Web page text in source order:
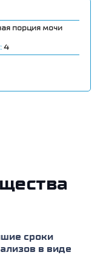
порция мочи
4
сроки
в виде